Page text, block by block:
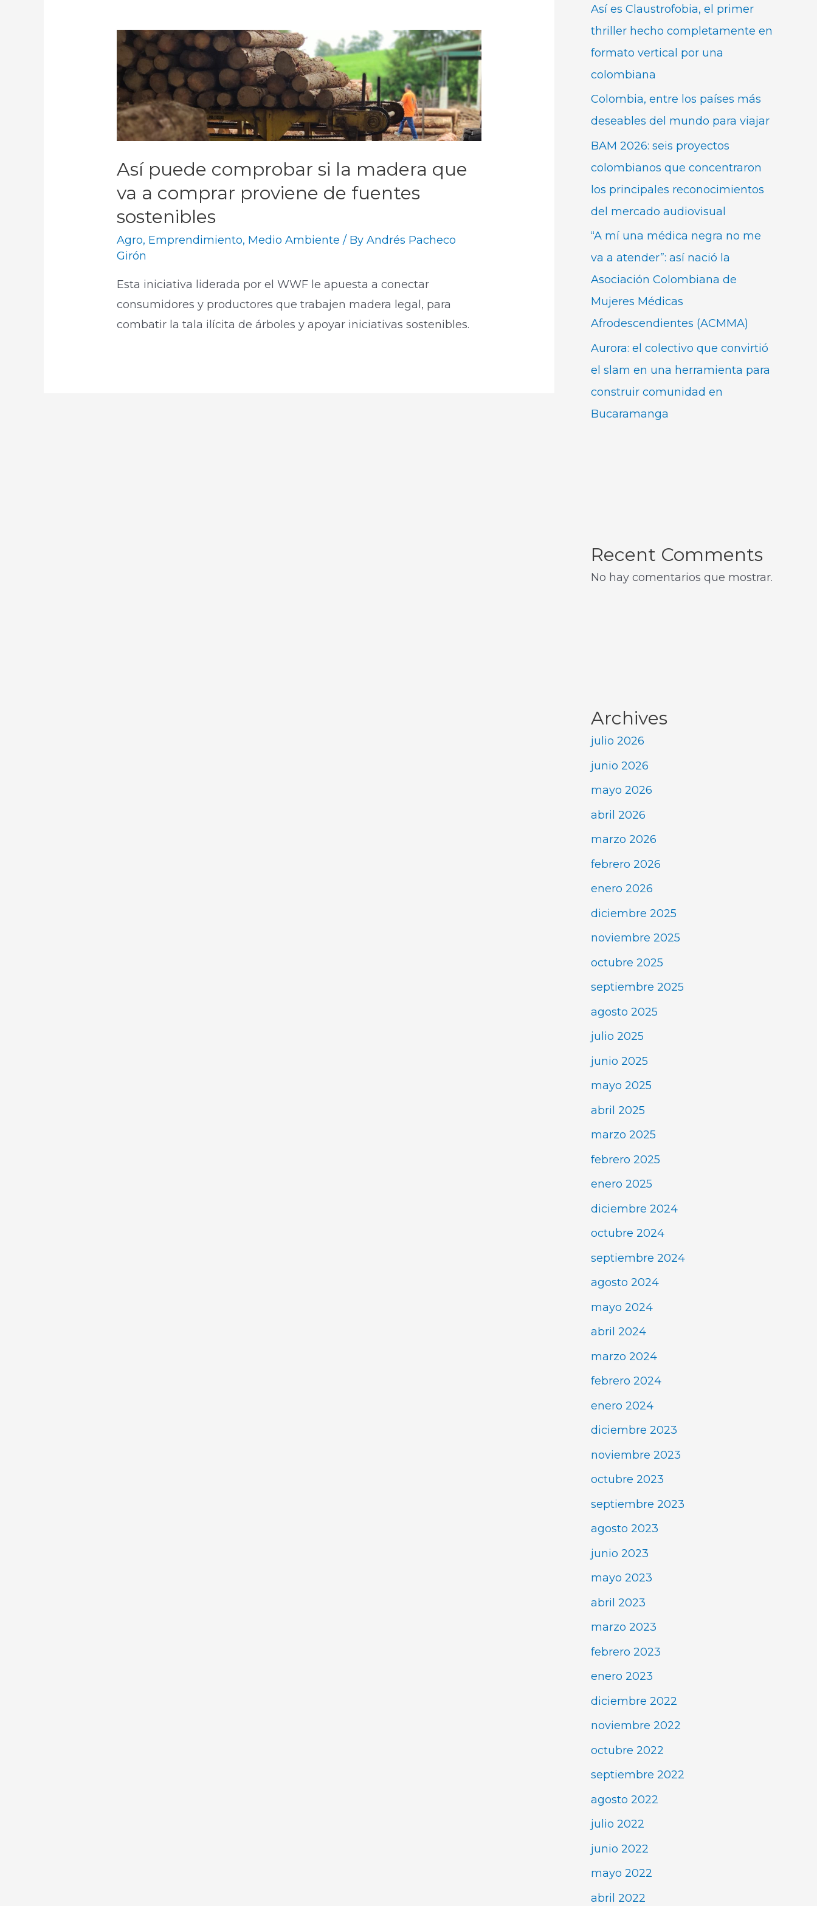
Así puede comprobar si la madera que
va a comprar proviene de fuentes
sostenibles
Agro, Emprendimiento, Medio Ambiente / ByAndrés Pacheco
Girón
Esta iniciativa liderada por el WWF le apuesta a conectar
consumidores y productores que trabajen madera legal, para
combatir la tala ilícita de árboles y apoyar iniciativas sostenibles.
Así es Claustrofobia, el primer
thriller hecho completamente en
formato vertical por una
colombiana
Colombia, entre los países más
deseables del mundo para viajar
BAM 2026: seis proyectos
colombianos que concentraron
los principales reconocimientos
del mercado audiovisual
“A mí una médica negra no me
va a atender”: así nació la
Asociación Colombiana de
Mujeres Médicas
Afrodescendientes (ACMMA)
Aurora: el colectivo que convirtió
el slam en una herramienta para
construir comunidad en
Bucaramanga
Recent Comments
No hay comentarios que mostrar.
Archives
julio 2026
junio 2026
mayo 2026
abril 2026
marzo 2026
febrero 2026
enero 2026
diciembre 2025
noviembre 2025
octubre 2025
septiembre 2025
agosto 2025
julio 2025
junio 2025
mayo 2025
abril 2025
marzo 2025
febrero 2025
enero 2025
diciembre 2024
octubre 2024
septiembre 2024
agosto 2024
mayo 2024
abril 2024
marzo 2024
febrero 2024
enero 2024
diciembre 2023
noviembre 2023
octubre 2023
septiembre 2023
agosto 2023
junio 2023
mayo 2023
abril 2023
marzo 2023
febrero 2023
enero 2023
diciembre 2022
noviembre 2022
octubre 2022
septiembre 2022
agosto 2022
julio 2022
junio 2022
mayo 2022
abril 2022